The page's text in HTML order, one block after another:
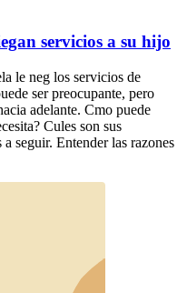
servicios a su hijo
le neg los servicios de
ser preocupante, pero
adelante. Cmo puede
Cules son sus
seguir. Entender las razones